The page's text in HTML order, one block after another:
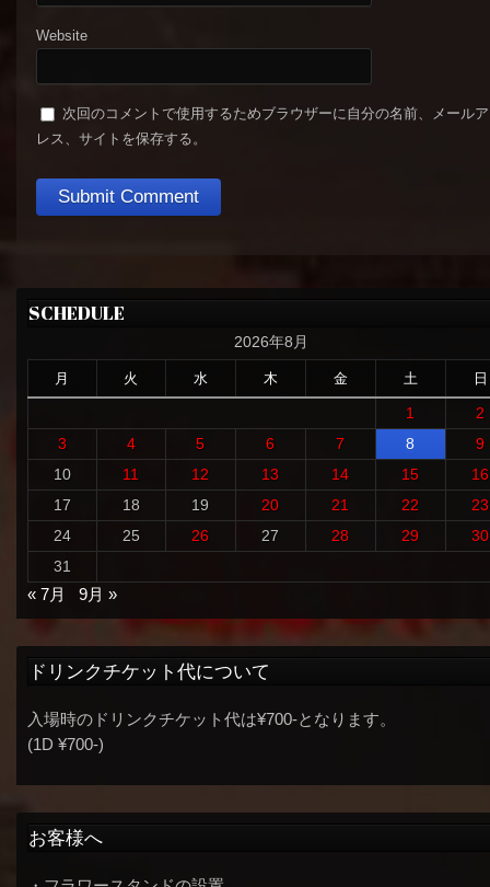
Website
次回のコメントで使用するためブラウザーに自分の名前、メール
レス、サイトを保存する。
SCHEDULE
2026年8月
月 火 水 木 金 土 日
1
2
3
4 5 6 7 8
9
10
11 12 13 14 15
16
17
18 19 20 21 22
23
24
25 26 27 28 29
30
31
« 7月
9月 »
ドリンクチケット代について
入場時のドリンクチケット代は¥700-となります。
(1D ¥700-)
お客様へ